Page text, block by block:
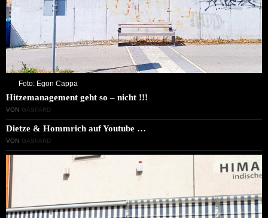
Foto: Egon Cappa
Hitzemanagement geht so – nicht !!!
VON GASPARD
Dietze & Hommrich auf Youtube …
VON GASPARD